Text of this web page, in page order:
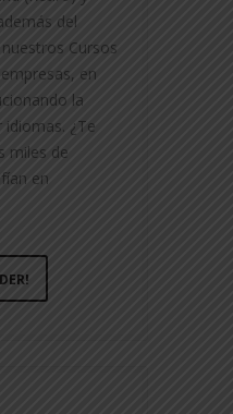
del
Cursos
en
la
¿Te
miles de
en